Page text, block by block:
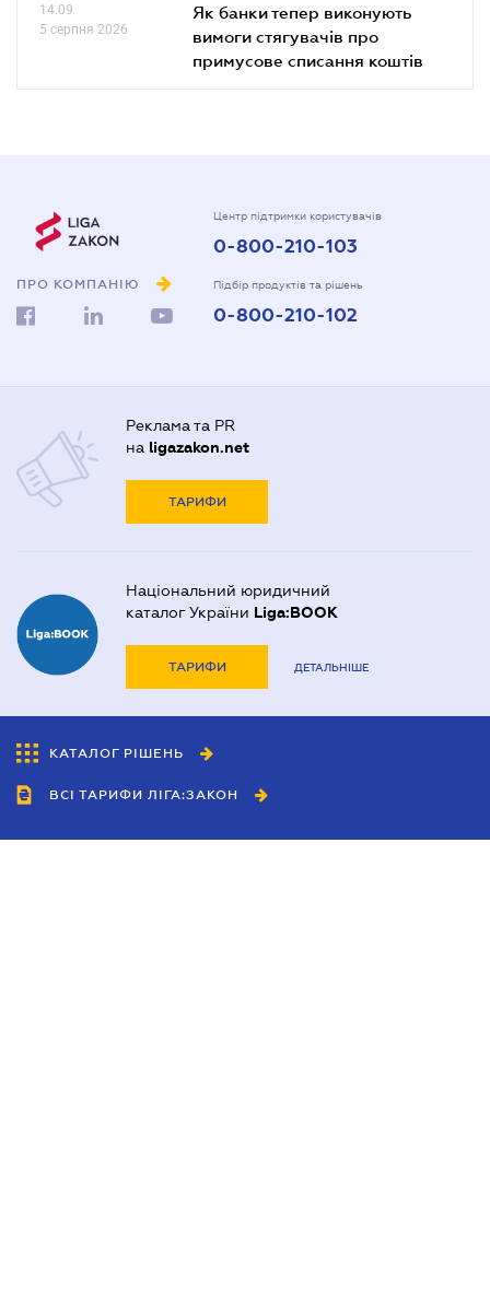
14.09
5 серпня 2026
Як банки тепер виконують
вимоги стягувачів про
примусове списання коштів
ПРО КОМПАНІЮ
Центр підтримки користувачів
0-800-210-103
Підбір продуктів та рішень
0-800-210-102
Реклама та PR
на ligazakon.net
ТАРИФИ
Національний юридичний
каталог України Liga:BOOK
ТАРИФИ ДЕТАЛЬНІШЕ
КАТАЛОГ РІШЕНЬ
ВСІ ТАРИФИ ЛІГА:ЗАКОН